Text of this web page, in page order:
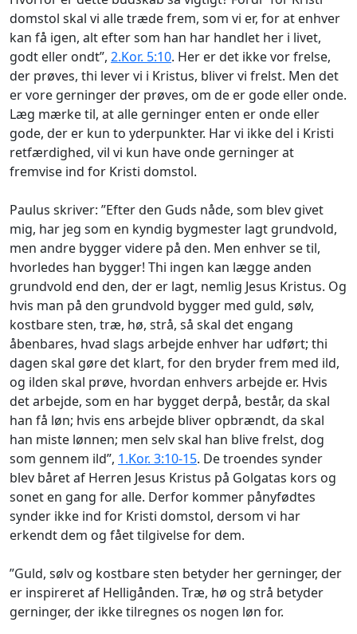
domstol skal vi alle træde frem, som vi er, for at enhver
kan få igen, alt efter som han har handlet her i livet,
godt eller ondt”, 2.Kor. 5:10. Her er det ikke vor frelse,
der prøves, thi lever vi i Kristus, bliver vi frelst. Men det
er vore gerninger der prøves, om de er gode eller onde.
Læg mærke til, at alle gerninger enten er onde eller
gode, der er kun to yderpunkter. Har vi ikke del i Kristi
retfærdighed, vil vi kun have onde gerninger at
fremvise ind for Kristi domstol.
Paulus skriver: ”Efter den Guds nåde, som blev givet
mig, har jeg som en kyndig bygmester lagt grundvold,
men andre bygger videre på den. Men enhver se til,
hvorledes han bygger! Thi ingen kan lægge anden
grundvold end den, der er lagt, nemlig Jesus Kristus. Og
hvis man på den grundvold bygger med guld, sølv,
kostbare sten, træ, hø, strå, så skal det engang
åbenbares, hvad slags arbejde enhver har udført; thi
dagen skal gøre det klart, for den bryder frem med ild,
og ilden skal prøve, hvordan enhvers arbejde er. Hvis
det arbejde, som en har bygget derpå, består, da skal
han få løn; hvis ens arbejde bliver opbrændt, da skal
han miste lønnen; men selv skal han blive frelst, dog
som gennem ild”, 1.Kor. 3:10-15. De troendes synder
blev båret af Herren Jesus Kristus på Golgatas kors og
sonet en gang for alle. Derfor kommer pånyfødtes
synder ikke ind for Kristi domstol, dersom vi har
erkendt dem og fået tilgivelse for dem.
”Guld, sølv og kostbare sten betyder her gerninger, der
er inspireret af Helligånden. Træ, hø og strå betyder
gerninger, der ikke tilregnes os nogen løn for.